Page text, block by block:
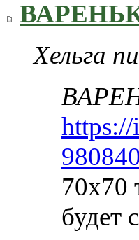
Хельга
https://
70х70
будет